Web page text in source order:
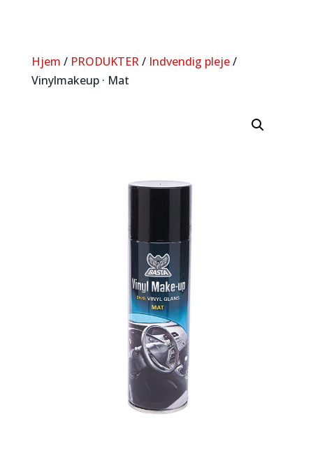
Hjem / PRODUKTER/ Indvendig pleje/
Vinylmakeup · Mat